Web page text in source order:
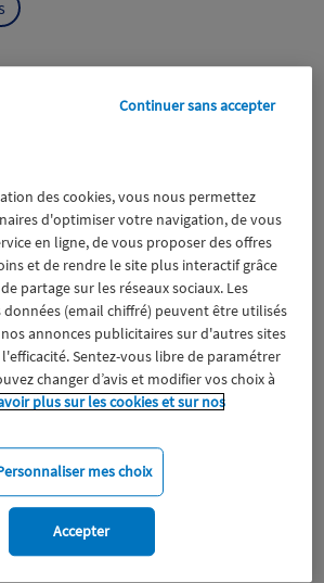
de gamers et gameuses seniors de la
sur le jeu vidéo Wii Sports
Île-de-France du Trophée des
au Parc des Expositions de Villepinte.
sanitaire du COVID-19 a mis en lumière
auxquels Silver Geek et ses partenaires
concrètes grâce aux actions menées
l’isolement et l’exclusion numérique
en activité physique adaptée pour
de la sédentarité.
l’association sera présente en région
finale régionale. La compétition se
des cookies, vous nous permettez
d'optimiser votre navigation, de vous
en ligne, de vous proposer des offres
et de rendre le site plus interactif grâce
partage sur les réseaux sociaux. Les
données (email chiffré) peuvent être utilisés
annonces publicitaires sur d'autres sites
Sentez-vous libre de paramétrer
changer d’avis et modifier vos choix à
plus sur les cookies et sur nos
mes choix
Continuer sans accepter
Accepter